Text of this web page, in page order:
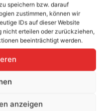
speichern bzw. darauf
zustimmen, können wir
IDs auf dieser Website
nicht erteilen oder zurückziehen,
beeinträchtigt werden.
anzeigen
100m Bund
€